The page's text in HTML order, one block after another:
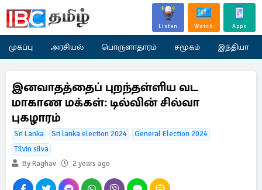
Listen Watch Apps
முகப்பு அரசியல் பொருளாதாரம் சமூகம் இந்தியா
இனவாதத்தைப் புறந்தள்ளிய வட
மாகாண மக்கள்: டில்வின் சில்வா
புகழாரம்
Sri Lanka Sri lanka election 2024
General Election 2024
Tilvin silva
By Raghav
2 years ago